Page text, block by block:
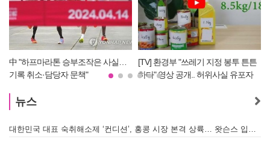
…
[TV] 환경부 "쓰레기 지정 봉투 튼튼
하다" 영상 공개.. 허위사실 유포자
[TV] 제53대 홍콩한인회 회장선거
연균 당선자 정견 발표
뉴스
대한민국 대표 숙취해소제 ‘컨디션’, 홍콩 시장 본격 상륙… 왓슨스 입점 기념 할인 행사 진행